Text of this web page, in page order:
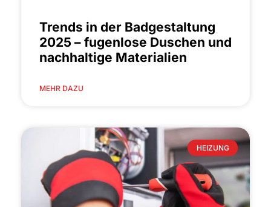
Trends in der Badgestaltung
2025 – fugenlose Duschen und
nachhaltige Materialien
MEHR DAZU
HEIZUNG